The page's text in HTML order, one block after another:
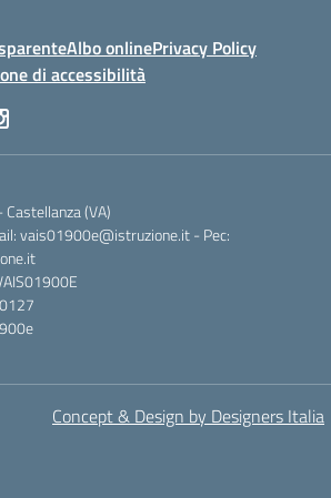
Albo onlinePrivacy Policy
di accessibilità
(VA)
vais01900e@istruzione.it - Pec:
Concept & Design by Designers Italia